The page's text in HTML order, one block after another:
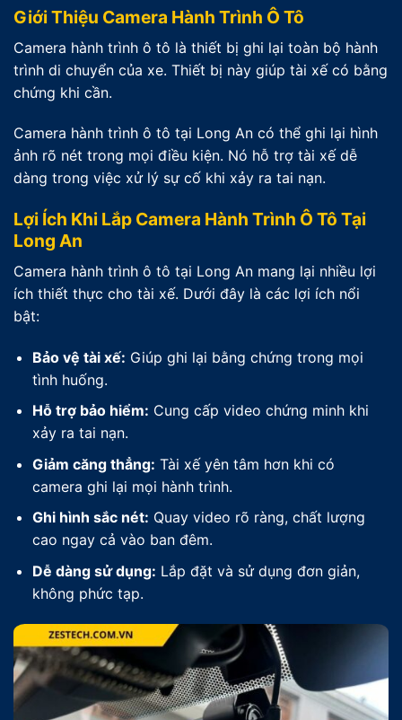
Giới Thiệu Camera Hành Trình Ô Tô
Camera hành trình ô tô là thiết bị ghi lại toàn bộ hành
trình di chuyển của xe. Thiết bị này giúp tài xế có bằng
chứng khi cần.
Camera hành trình ô tô tại Long An có thể ghi lại hình
ảnh rõ nét trong mọi điều kiện. Nó hỗ trợ tài xế dễ
dàng trong việc xử lý sự cố khi xảy ra tai nạn.
Lợi Ích Khi Lắp Camera Hành Trình Ô Tô Tại
Long An
Camera hành trình ô tô tại Long An mang lại nhiều lợi
ích thiết thực cho tài xế. Dưới đây là các lợi ích nổi
bật:
Bảo vệ tài xế: Giúp ghi lại bằng chứng trong mọi
tình huống.
Hỗ trợ bảo hiểm: Cung cấp video chứng minh khi
xảy ra tai nạn.
Giảm căng thẳng: Tài xế yên tâm hơn khi có
camera ghi lại mọi hành trình.
Ghi hình sắc nét: Quay video rõ ràng, chất lượng
cao ngay cả vào ban đêm.
Dễ dàng sử dụng: Lắp đặt và sử dụng đơn giản,
không phức tạp.